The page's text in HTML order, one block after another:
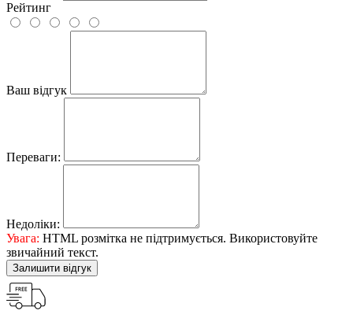
Рейтинг
Ваш відгук
Переваги:
Недоліки:
Увага: HTML розмітка не підтримується. Використовуйте
звичайний текст.
Залишити відгук